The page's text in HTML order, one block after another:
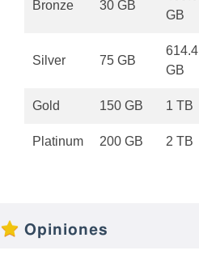
Bronze 30 GB
GB
Silver 75 GB
614.4
GB
Gold 150 GB 1 TB
Platinum 200 GB 2 TB
Opiniones